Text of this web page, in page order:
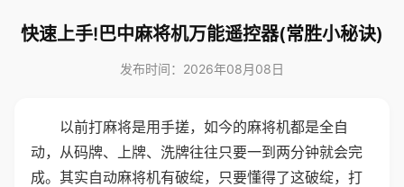
快速上手!巴中麻将机万能遥控器(常胜小秘诀)
发布时间：2026年08月08日
以前打麻将是用手搓，如今的麻将机都是全自
动，从码牌、上牌、洗牌往往只要一到两分钟就会完
成。其实自动麻将机有破绽，只要懂得了这破绽，打